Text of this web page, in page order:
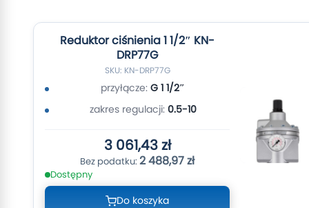
Reduktor ciśnienia 1 1/2″ KN-
DRP77G
SKU: KN-DRP77G
przyłącze: G 1 1/2″
zakres regulacji: 0.5-10
3 061,43 zł
2 488,97 zł
Dostępny
Do koszyka